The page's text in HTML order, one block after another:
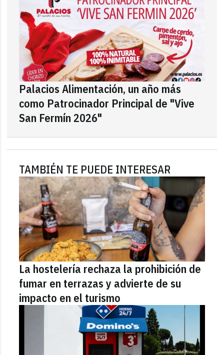
Palacios Alimentación, un año más
como Patrocinador Principal de "Vive
San Fermín 2026"
TAMBIÉN TE PUEDE INTERESAR
La hostelería rechaza la prohibición de
fumar en terrazas y advierte de su
impacto en el turismo